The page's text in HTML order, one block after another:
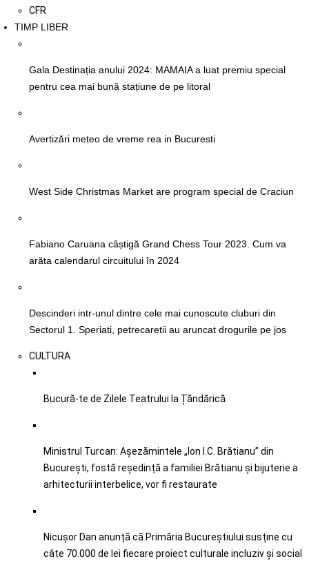
CFR
TIMP LIBER
Gala Destinația anului 2024: MAMAIA a luat premiu special
pentru cea mai bună stațiune de pe litoral
Avertizări meteo de vreme rea in Bucuresti
West Side Christmas Market are program special de Craciun
Fabiano Caruana câștigă Grand Chess Tour 2023. Cum va
arăta calendarul circuitului în 2024
Descinderi intr-unul dintre cele mai cunoscute cluburi din
Sectorul 1. Speriati, petrecaretii au aruncat drogurile pe jos
CULTURA
Bucură-te de Zilele Teatrului la Țăndărică
Ministrul Turcan: Așezămintele „Ion I.C. Brătianu” din
București, fostă reședință a familiei Brătianu și bijuterie a
arhitecturii interbelice, vor fi restaurate
Nicușor Dan anunță că Primăria Bucureștiului susține cu
câte 70.000 de lei fiecare proiect culturale incluziv şi social